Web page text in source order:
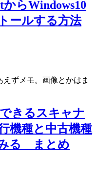
らWindows10
ールする方法
ずメモ。画像とかはま
きるスキャナ
機種と中古機種
る まとめ